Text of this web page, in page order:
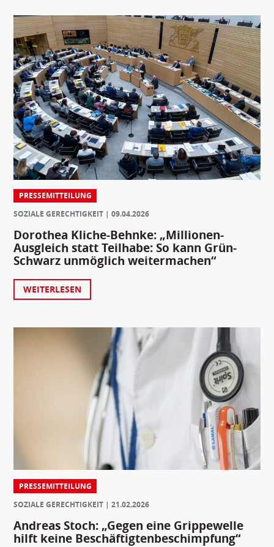
PRESSEMITTEILUNG
SOZIALE GERECHTIGKEIT
09.04.2026
Dorothea Kliche-Behnke: „Millionen-
Ausgleich statt Teilhabe: So kann Grün-
Schwarz unmöglich weitermachen“
WEITERLESEN
PRESSEMITTEILUNG
SOZIALE GERECHTIGKEIT
21.02.2026
Andreas Stoch: „Gegen eine Grippewelle
hilft keine Beschäftigtenbeschimpfung“